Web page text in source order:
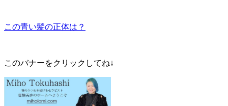
この青い髪の正体は？
このバナーをクリックしてね↓